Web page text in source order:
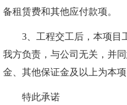
备租赁费和其他应付款项。
3、工程交工后，本项目
我方负责，与公司无关，并
金、其他保证金及以上为本
特此承诺